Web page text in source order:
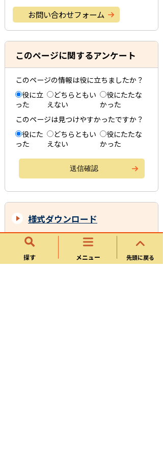
探す メニュー
お問い合わせフォーム
このページに関するアンケート
このページの情報は役に立ちましたか？
役に立
った
どちらともい
えない
役にたたな
かった
このページは見つけやすかったですか？
役にた
った
どちらともい
えない
役にたたな
かった
先頭に戻る
様式ダウンロード
給水装置所有者・使用者変更届
給水装置廃止届